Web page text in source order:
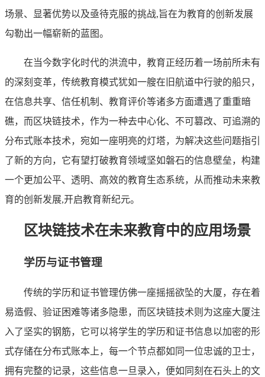
场景、显著优势以及亟待克服的挑战,旨在为教育的创新发展
勾勒出一幅崭新的蓝图。
在当今数字化时代的洪流中，教育正经历着一场前所未有
的深刻变革，传统教育模式犹如一艘在旧航道中行驶的船只，
在信息共享、信任机制、教育评价等诸多方面遭遇了重重暗
礁，而区块链技术，作为一种去中心化、不可篡改、可追溯的
分布式账本技术，宛如一座明亮的灯塔，为解决这些问题指引
了新的方向，它有望打破教育领域坚如磐石的信息壁垒，构建
一个更加公平、透明、高效的教育生态系统，从而推动未来教
育的创新发展,开启教育新纪元。
区块链技术在未来教育中的应用场景
学历与证书管理
传统的学历和证书管理仿佛一座摇摇欲坠的大厦，存在着
易造假、验证困难等诸多隐患，而区块链技术则为这座大厦注
入了坚实的钢筋，它可以将学生的学历和证书信息以加密的形
式存储在分布式账本上，每一个节点都如同一位忠诚的卫士，
拥有完整的记录，这些信息一旦录入，便如同刻在石头上的文